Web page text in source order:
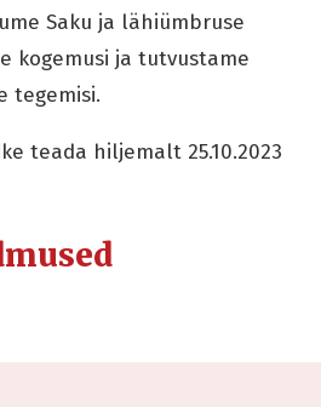
Saku ja lähiümbruse
kogemusi ja tutvustame
tegemisi.
teada hiljemalt 25.10.2023